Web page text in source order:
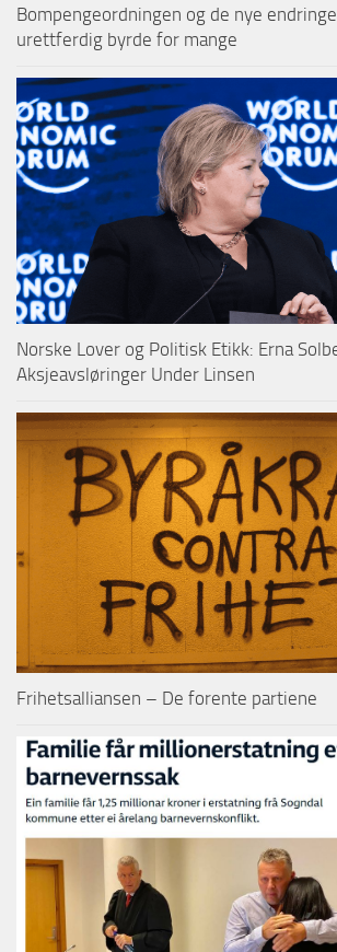
Bompengeordningen og de nye
urettferdig byrde for mange
Norske Lover og Politisk Etikk: Erna
Aksjeavsløringer Under Linsen
Frihetsalliansen – De forente partiene